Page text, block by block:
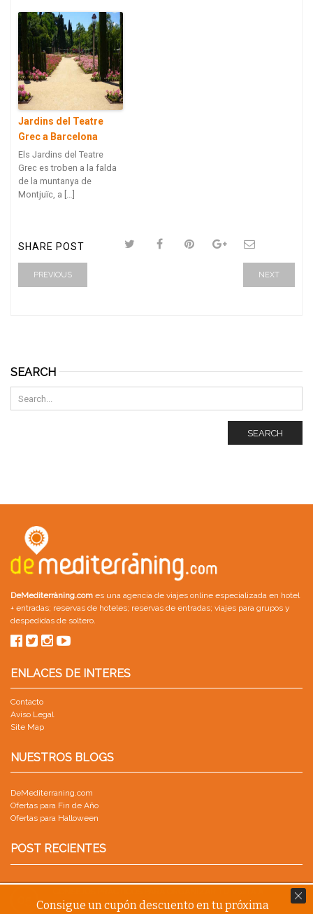
Jardins del Teatre
Grec a Barcelona
Els Jardins del Teatre
Grec es troben a la falda
de la muntanya de
Montjuïc, a […]
SHARE POST
PREVIOUS NEXT
SEARCH
SEARCH
DeMediterràning.com es una agencia de viajes online especializada en hotel
+ entradas; reservas de hoteles; reservas de entradas; viajes para grupos y
despedidas de soltero
ENLACES DE INTERES
Contacto
Aviso Legal
Site Map
NUESTROS BLOGS
DeMediterraning.com
Ofertas para Fin de Año
Ofertas para Halloween
POST RECIENTES
PORTAVENTURA
Consigue un cupón descuento en tu próxima